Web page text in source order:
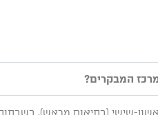
המבקרים?
שישי (בתיאום מראש).